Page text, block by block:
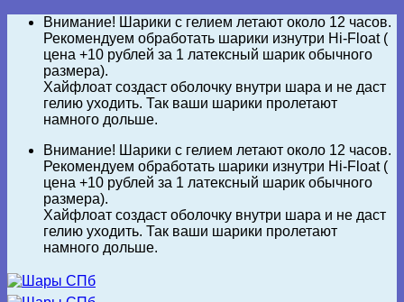
Skip
content
Внимание! Шарики с гелием летают около 12 часов.
Рекомендуем обработать шарики изнутри Hi-Float (
цена +10 рублей за 1 латексный шарик обычного
размера).
Хайфлоат создаст оболочку внутри шара и не даст
гелию уходить. Так ваши шарики пролетают
намного дольше.
Внимание! Шарики с гелием летают около 12 часов.
Рекомендуем обработать шарики изнутри Hi-Float (
цена +10 рублей за 1 латексный шарик обычного
размера).
Хайфлоат создаст оболочку внутри шара и не даст
гелию уходить. Так ваши шарики пролетают
намного дольше.